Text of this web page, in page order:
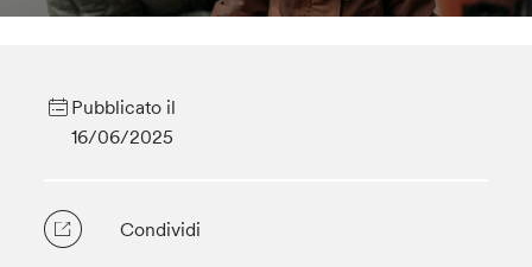
Pubblicato il
16/06/2025
Condividi